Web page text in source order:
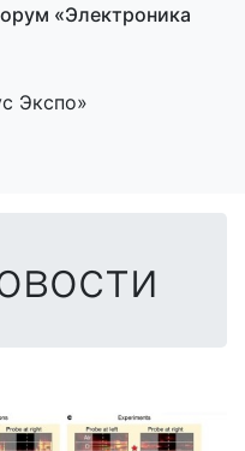
«Электроника
Экспо»